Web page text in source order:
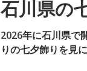
石川県の
2026年に石川県で
りの七夕飾りを見に